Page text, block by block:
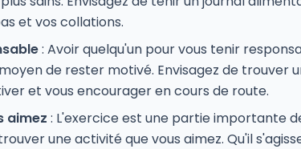
et vos collations.
: Avoir quelqu'un pour vous tenir
de rester motivé. Envisagez de trouver
et vous encourager en cours de route.
aimez : L'exercice est une partie importante
une activité que vous aimez. Qu'il